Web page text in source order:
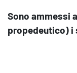
Sono ammessi
propedeutico) i